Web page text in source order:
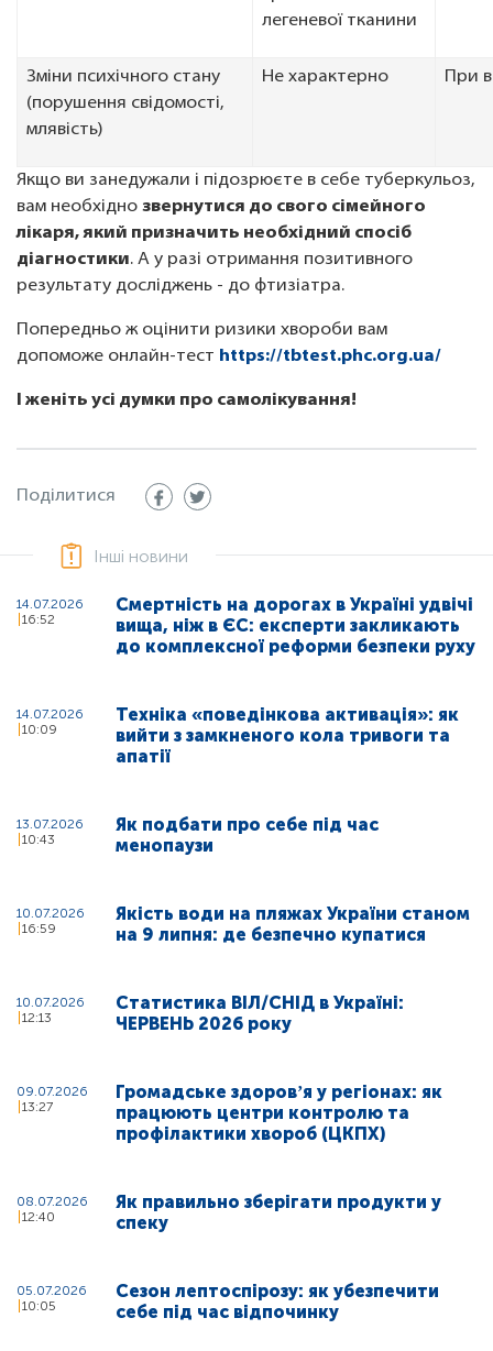
легеневої тканини
Зміни психічного стану
(порушення свідомості,
млявість)
Не характерно При
Якщо ви занедужали і підозрюєте в себе туберкульоз,
вам необхідно звернутися до свого сімейного
лікаря, який призначить необхідний спосіб
діагностики. А у разі отримання позитивного
результату досліджень - до фтизіатра.
Попередньо ж оцінити ризики хвороби вам
допоможе онлайн-тест https://tbtest.phc.org.ua/
І женіть усі думки про самолікування!
Поділитися
Інші новини
14.07.2026
16:52
Смертність на дорогах в Україні удвічі
вища, ніж в ЄС: експерти закликають
до комплексної реформи безпеки руху
14.07.2026
10:09
Техніка «поведінкова активація»: як
вийти з замкненого кола тривоги та
апатії
13.07.2026
10:43
Як подбати про себе під час
менопаузи
10.07.2026
16:59
Якість води на пляжах України станом
на 9 липня: де безпечно купатися
10.07.2026
12:13
Статистика ВІЛ/СНІД в Україні:
ЧЕРВЕНЬ 2026 року
09.07.2026
13:27
Громадське здоровʼя у регіонах: як
працюють центри контролю та
профілактики хвороб (ЦКПХ)
08.07.2026
12:40
Як правильно зберігати продукти у
спеку
05.07.2026
10:05
Сезон лептоспірозу: як убезпечити
себе під час відпочинку